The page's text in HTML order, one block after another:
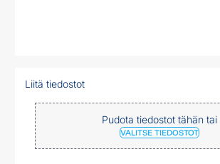
Liitä tiedostot
Pudota tiedostot tähän tai
VALITSE TIEDOSTOT